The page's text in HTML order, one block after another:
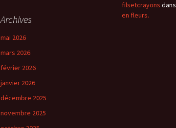
filsetcrayons dans
en fleurs.
Archives
mai 2026
mars 2026
février 2026
janvier 2026
décembre 2025
novembre 2025